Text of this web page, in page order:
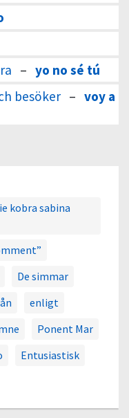
– yo no sé tú
besöker – voy a
kobra sabina
De simmar
enligt
Ponent Mar
Entusiastisk